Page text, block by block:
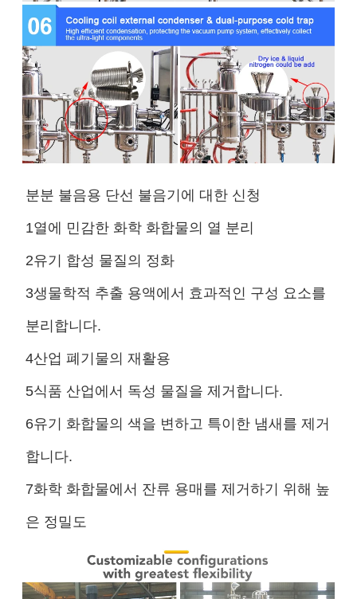
분분 불음용 단선 불음기에 대한 신청
1열에 민감한 화학 화합물의 열 분리
2유기 합성 물질의 정화
3생물학적 추출 용액에서 효과적인 구성 요소를
분리합니다.
4산업 폐기물의 재활용
5식품 산업에서 독성 물질을 제거합니다.
6유기 화합물의 색을 변하고 특이한 냄새를 제거
합니다.
7화학 화합물에서 잔류 용매를 제거하기 위해 높
은 정밀도